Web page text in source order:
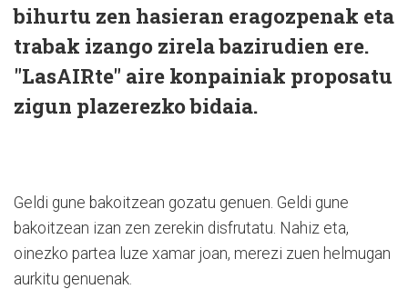
bihurtu zen hasieran eragozpenak eta
trabak izango zirela bazirudien ere.
"LasAIRte" aire konpainiak proposatu
zigun plazerezko bidaia.
Geldi gune bakoitzean gozatu genuen. Geldi gune
bakoitzean izan zen zerekin disfrutatu. Nahiz eta,
oinezko partea luze xamar joan, merezi zuen helmugan
aurkitu genuenak.